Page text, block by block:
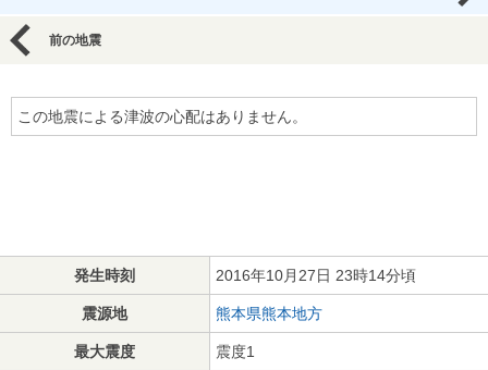
前の地震
この地震による津波の心配はありません。
発生時刻 2016年10月27日 23時14分頃
震源地 熊本県熊本地方
最大震度 震度1